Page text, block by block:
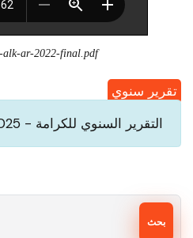
alk-ar-2022-final.pdf
تقرير سنوي
التقرير السنوي للكرامة - 2025